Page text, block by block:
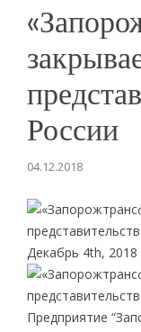
России
04.12.2018
Декабрь 4th, 2018
Предприятие